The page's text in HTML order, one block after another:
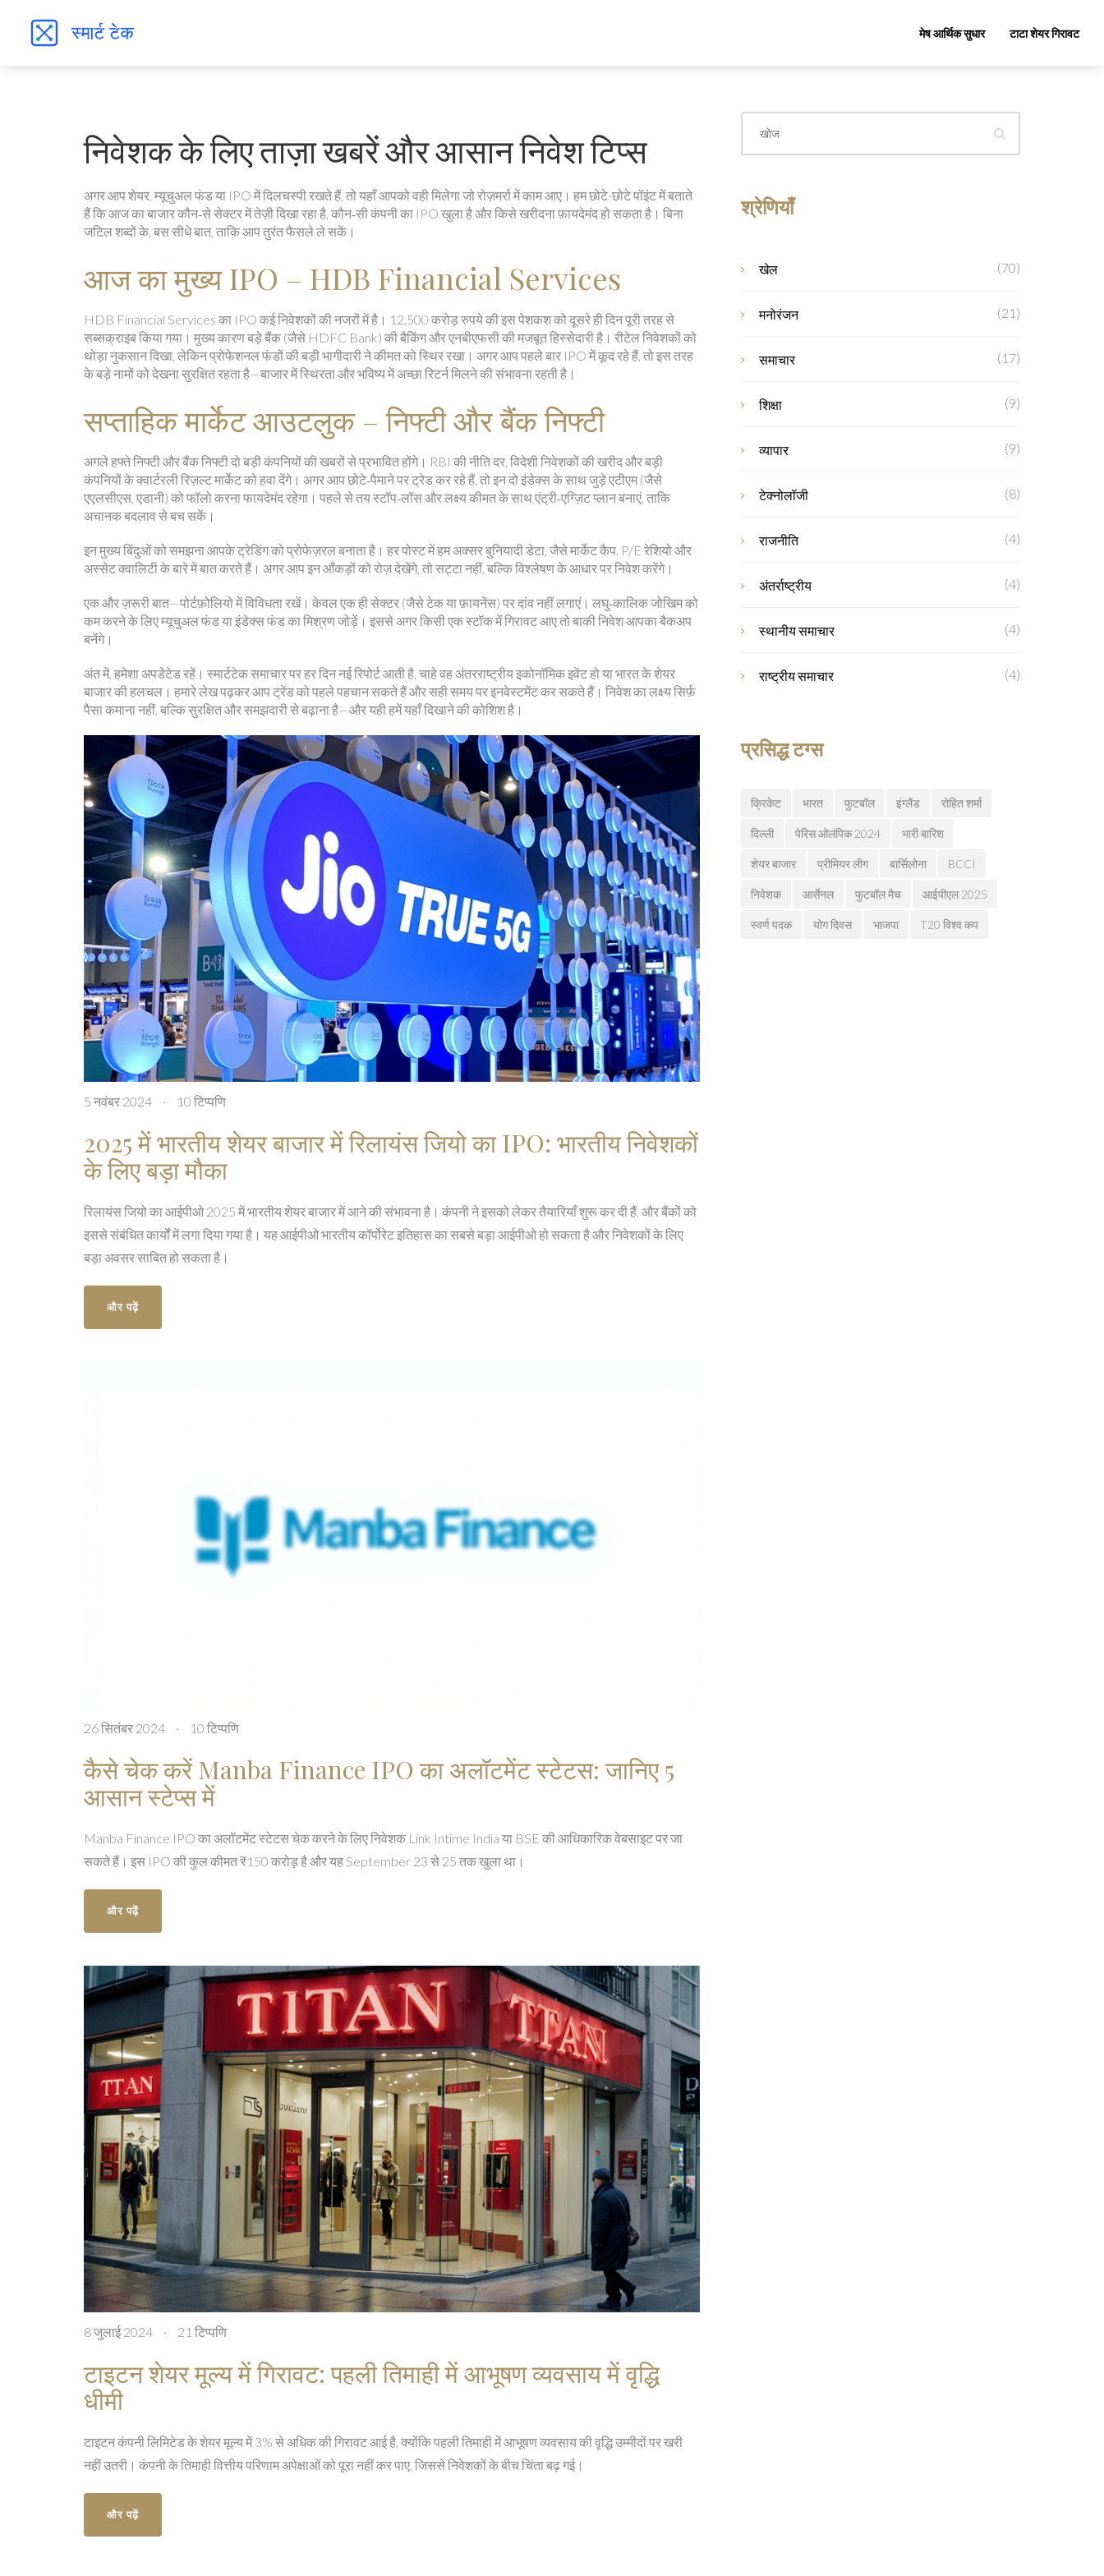
मेष आर्थिक सुधार टाटा शेयर गिरावट
निवेशक के लिए ताज़ा खबरें और आसान निवेश टिप्स
अगर आप शेयर, म्यूचुअल फंड या IPO में दिलचस्पी रखते हैं, तो यहाँ आपको वही मिलेगा जो रोज़मर्रा में काम आए। हम छोटे-छोटे पॉइंट में बताते
हैं कि आज का बाजार कौन‑से सेक्टर में तेज़ी दिखा रहा है, कौन‑सी कंपनी का IPO खुला है और किसे खरीदना फ़ायदेमंद हो सकता है। बिना
जटिल शब्दों के, बस सीधे बात, ताकि आप तुरंत फैसले ले सकें।
आज का मुख्य IPO – HDB Financial Services
HDB Financial Services का IPO कई निवेशकों की नजरों में है। 12,500 करोड़ रुपये की इस पेशकश को दूसरे ही दिन पूरी तरह से
सब्सक्राइब किया गया। मुख्य कारण बड़े बैंक (जैसे HDFC Bank) की बैकिंग और एनबीएफसी की मजबूत हिस्सेदारी है। रीटेल निवेशकों को
थोड़ा नुकसान दिखा, लेकिन प्रोफेशनल फंडों की बड़ी भागीदारी ने कीमत को स्थिर रखा। अगर आप पहले बार IPO में कूद रहे हैं, तो इस तरह
के बड़े नामों को देखना सुरक्षित रहता है—बाजार में स्थिरता और भविष्य में अच्छा रिटर्न मिलने की संभावना रहती है।
सप्ताहिक मार्केट आउटलुक – निफ्टी और बैंक निफ्टी
अगले हफ्ते निफ्टी और बैंक निफ्टी दो बड़ी कंपनियों की खबरों से प्रभावित होंगे। RBI की नीति दर, विदेशी निवेशकों की खरीद और बड़ी
कंपनियों के क्वार्टरली रिज़ल्ट मार्केट को हवा देंगे। अगर आप छोटे‑पैमाने पर ट्रेड कर रहे हैं, तो इन दो इंडेक्स के साथ जुड़े एटीएम (जैसे
एएलसीएस, एडानी) को फॉलो करना फायदेमंद रहेगा। पहले से तय स्टॉप‑लॉस और लक्ष्य कीमत के साथ एंट्री‑एग्ज़िट प्लान बनाएं, ताकि
अचानक बदलाव से बच सकें।
इन मुख्य बिंदुओं को समझना आपके ट्रेडिंग को प्रोफेज़रल बनाता है। हर पोस्ट में हम अक्सर बुनियादी डेटा, जैसे मार्केट कैप, P/E रेशियो और
अस्सेट क्वालिटी के बारे में बात करते हैं। अगर आप इन आँकड़ों को रोज़ देखेंगे, तो सट्टा नहीं, बल्कि विश्लेषण के आधार पर निवेश करेंगे।
एक और ज़रूरी बात—पोर्टफ़ोलियो में विविधता रखें। केवल एक ही सेक्टर (जैसे टेक या फ़ायनेंस) पर दांव नहीं लगाएं। लघु‑कालिक जोखिम को
कम करने के लिए म्यूचुअल फंड या इंडेक्स फंड का मिश्रण जोड़ें। इससे अगर किसी एक स्टॉक में गिरावट आए तो बाकी निवेश आपका बैकअप
बनेंगे।
अंत में, हमेशा अपडेटेड रहें। स्मार्टटेक समाचार पर हर दिन नई रिपोर्ट आती है, चाहे वह अंतरराष्ट्रीय इकोनॉमिक इवेंट हो या भारत के शेयर
बाजार की हलचल। हमारे लेख पढ़कर आप ट्रेंड को पहले पहचान सकते हैं और सही समय पर इनवेस्टमेंट कर सकते हैं। निवेश का लक्ष्य सिर्फ़
पैसा कमाना नहीं, बल्कि सुरक्षित और समझदारी से बढ़ाना है—और यही हमें यहाँ दिखाने की कोशिश है।
5 नवंबर 2024 · 10 टिप्पणि
2025 में भारतीय शेयर बाजार में रिलायंस जियो का IPO: भारतीय निवेशकों
के लिए बड़ा मौका
रिलायंस जियो का आईपीओ 2025 में भारतीय शेयर बाजार में आने की संभावना है। कंपनी ने इसको लेकर तैयारियाँ शुरू कर दी हैं, और बैंकों को
इससे संबंधित कार्यों में लगा दिया गया है। यह आईपीओ भारतीय कॉर्पोरेट इतिहास का सबसे बड़ा आईपीओ हो सकता है और निवेशकों के लिए
बड़ा अवसर साबित हो सकता है।
और पढ़ें
26 सितंबर 2024 · 10 टिप्पणि
कैसे चेक करें Manba Finance IPO का अलॉटमेंट स्टेटस: जानिए 5
आसान स्टेप्स में
Manba Finance IPO का अलॉटमेंट स्टेटस चेक करने के लिए निवेशक Link Intime India या BSE की आधिकारिक वेबसाइट पर जा
सकते हैं। इस IPO की कुल कीमत ₹150 करोड़ है और यह September 23 से 25 तक खुला था।
और पढ़ें
8 जुलाई 2024 · 21 टिप्पणि
टाइटन शेयर मूल्य में गिरावट: पहली तिमाही में आभूषण व्यवसाय में वृद्धि
धीमी
टाइटन कंपनी लिमिटेड के शेयर मूल्य में 3% से अधिक की गिरावट आई है, क्योंकि पहली तिमाही में आभूषण व्यवसाय की वृद्धि उम्मीदों पर खरी
नहीं उतरी। कंपनी के तिमाही वित्तीय परिणाम अपेक्षाओं को पूरा नहीं कर पाए, जिससे निवेशकों के बीच चिंता बढ़ गई।
और पढ़ें
श्रेणियाँ
खेल (70)
मनोरंजन (21)
समाचार (17)
शिक्षा (9)
व्यापार (9)
टेक्नोलॉजी (8)
राजनीति (4)
अंतर्राष्ट्रीय (4)
स्थानीय समाचार (4)
राष्ट्रीय समाचार (4)
प्रसिद्ध टग्स
क्रिकेट भारत फुटबॉल इंग्लैंड रोहित शर्मा
दिल्ली पेरिस ओलंपिक 2024 भारी बारिश
शेयर बाजार प्रीमियर लीग बार्सिलोना BCCI
निवेशक आर्सेनल फुटबॉल मैच आईपीएल 2025
स्वर्ण पदक योग दिवस भाजपा T20 विश्व कप